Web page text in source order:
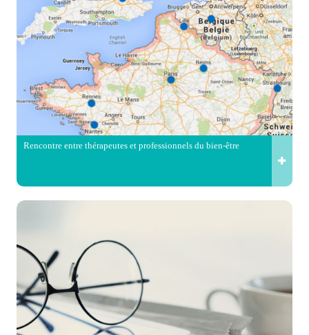
Rencontre entre thérapeutes et professionnels du bien-être